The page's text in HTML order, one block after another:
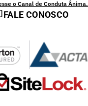
o Canal de Conduta Ânima.
FALE CONOSCO